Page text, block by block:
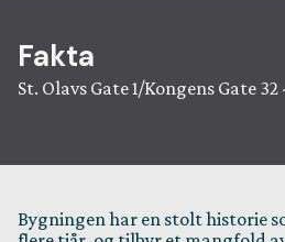
Fakta
St. Olavs Gate 1/Kongens Gate 32
Bygningen har en stolt historie